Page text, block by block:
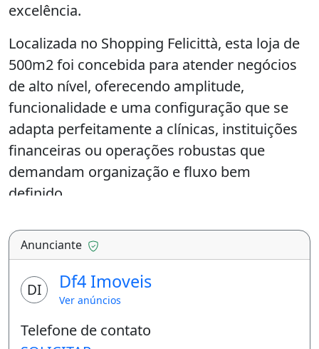
excelência.
Localizada no Shopping Felicittà, esta loja de
500m2 foi concebida para atender negócios
de alto nível, oferecendo amplitude,
funcionalidade e uma configuração que se
adapta perfeitamente a clínicas, instituições
financeiras ou operações robustas que
demandam organização e fluxo bem
definido.
O ambiente amplo permite múltiplas
possibilidades de layout, favorecendo desde
operacionais bem distribuídas. O mezanino
espaço, contando com dois banheiros e
Anunciante
DI Df4 Imoveis
Ver anúncios
Telefone de contato